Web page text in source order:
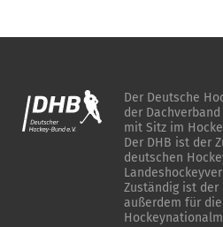
Der Deutsche
der
mit Sitz im
Der DHB ist der
deutschen
Zuständig ist der
außerdem für